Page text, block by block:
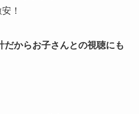
！
だからお子さんとの視聴にも